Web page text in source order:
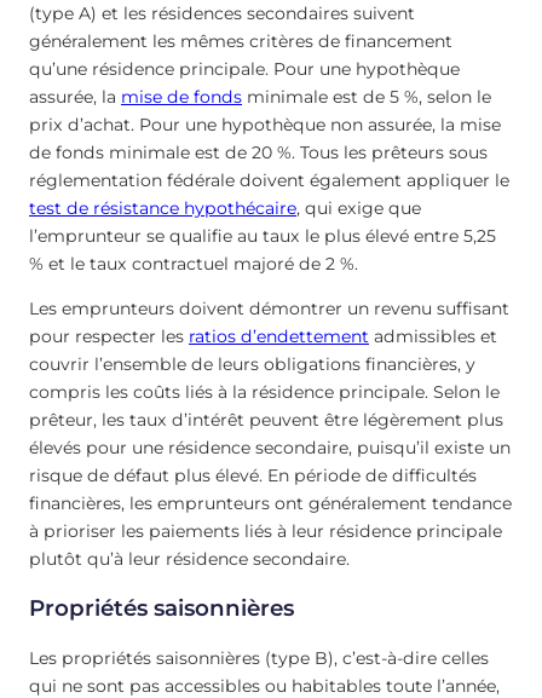
(type A) et les résidences secondaires suivent
généralement les mêmes critères de financement
qu’une résidence principale. Pour une hypothèque
assurée, la mise de fonds minimale est de 5 %, selon le
prix d’achat. Pour une hypothèque non assurée, la mise
de fonds minimale est de 20 %. Tous les prêteurs sous
réglementation fédérale doivent également appliquer le
test de résistance hypothécaire, qui exige que
l’emprunteur se qualifie au taux le plus élevé entre 5,25
% et le taux contractuel majoré de 2 %.
Les emprunteurs doivent démontrer un revenu suffisant
pour respecter les ratios d’endettement admissibles et
couvrir l’ensemble de leurs obligations financières, y
compris les coûts liés à la résidence principale. Selon le
prêteur, les taux d’intérêt peuvent être légèrement plus
élevés pour une résidence secondaire, puisqu’il existe un
risque de défaut plus élevé. En période de difficultés
financières, les emprunteurs ont généralement tendance
à prioriser les paiements liés à leur résidence principale
plutôt qu’à leur résidence secondaire.
Propriétés saisonnières
Les propriétés saisonnières (type B), c’est-à-dire celles
qui ne sont pas accessibles ou habitables toute l’année,